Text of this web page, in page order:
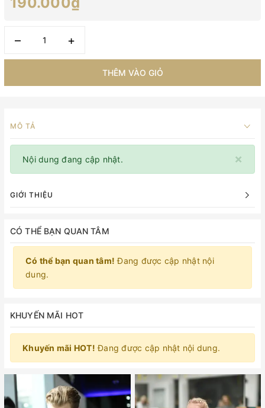
– +
THÊM VÀO GIỎ
MÔ TẢ
×
Nội dung đang cập nhật.
GIỚI THIỆU
CÓ THỂ BẠN QUAN TÂM
Có thể bạn quan tâm! Đang được cập nhật nội
dung.
KHUYẾN MÃI HOT
Khuyến mãi HOT! Đang được cập nhật nội dung.